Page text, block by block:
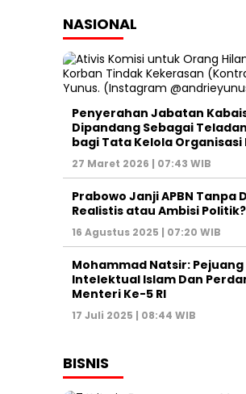
NASIONAL
Penyerahan Jabatan
Dipandang Sebagai
bagi Tata Kelola Organisasi
27 Maret 2026 | 07:43 WIB
Prabowo Janji APBN Tanpa
Realistis atau Ambisi Politik?
16 Agustus 2025 | 07:20 WIB
Mohammad Natsir: Pejuang
Intelektual Islam Dan
Menteri Ke-5 RI
17 Juli 2025 | 08:44 WIB
BISNIS